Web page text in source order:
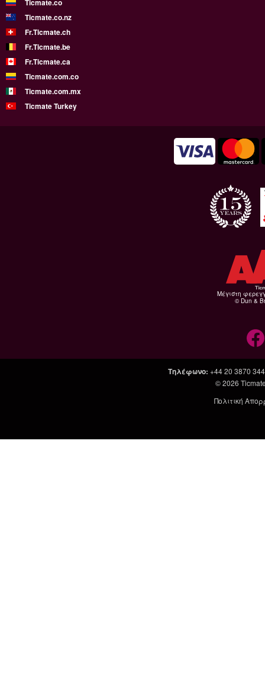
Ticmate.co
Ticmate.co.nz
Fr.Ticmate.ch
Fr.Ticmate.be
Fr.Ticmate.ca
Ticmate.com.co
Ticmate.com.mx
Ticmate Turkey
Μέγιστη
© Dun &
Τηλέφωνο: +44 20 3870
© 2026
Πολιτική